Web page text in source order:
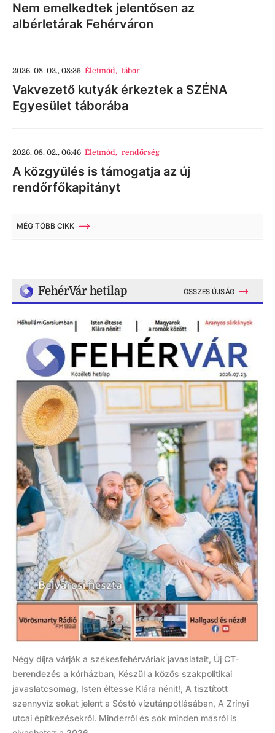
Nem emelkedtek jelentősen az
albérletárak Fehérváron
2026. 08. 02., 08:35 Életmód, tábor
Vakvezető kutyák érkeztek a SZÉNA
Egyesület táborába
2026. 08. 02., 06:46 Életmód, rendőrség
A közgyűlés is támogatja az új
rendőrfőkapitányt
MÉG TÖBB CIKK
FehérVár hetilap ÖSSZES ÚJSÁG
Négy díjra várják a székesfehérváriak javaslatait, Új CT-
berendezés a kórházban, Készül a közös szakpolitikai
javaslatcsomag, Isten éltesse Klára nénit!, A tisztított
szennyvíz sokat jelent a Sóstó vízutánpótlásában, A Zrínyi
utcai építkezésekről. Minderről és sok minden másról is